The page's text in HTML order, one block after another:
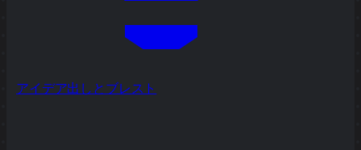
アイデア出しとブレスト